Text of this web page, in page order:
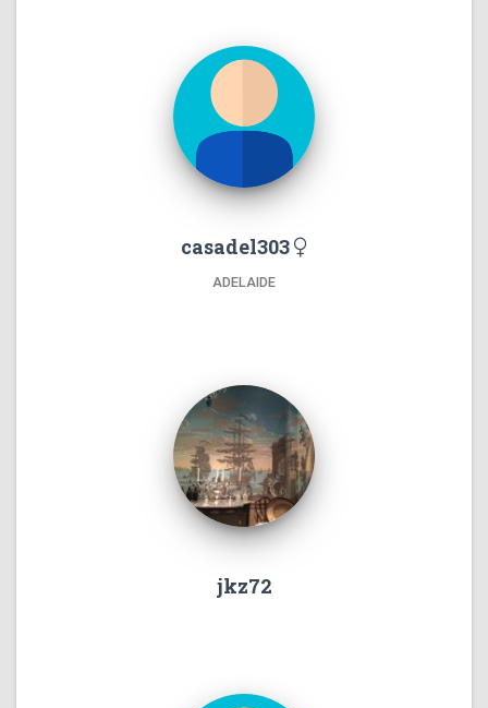
casadel303
ADELAIDE
jkz72